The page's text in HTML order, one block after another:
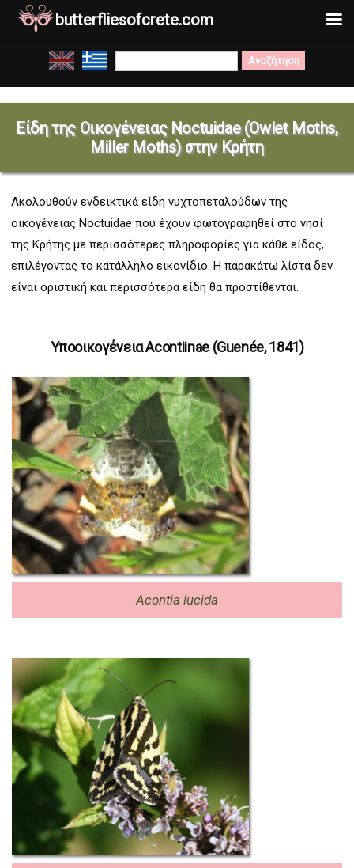
Μετάβαση
στο
περιεχόμενο
Search
for:
Είδη της Οικογένειας Noctuidae (Owlet Moths,
Miller Moths) στην Κρήτη
Ακολουθούν ενδεικτικά είδη νυχτοπεταλούδων της
οικογένειας Noctuidae που έχουν φωτογραφηθεί στο νησί
της Κρήτης με περισσότερες πληροφορίες για κάθε είδος,
επιλέγοντας το κατάλληλο εικονίδιο. Η παρακάτω λίστα δεν
είναι οριστική και περισσότερα είδη θα προστίθενται.
Υποοικογένεια Acontiinae (Guenée, 1841)
Acontia lucida
butterfliesofcrete.com